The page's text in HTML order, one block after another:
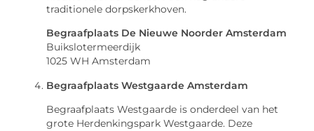
traditionele dorpskerkhoven.
Begraafplaats De Nieuwe Noorder Amsterdam
Buikslotermeerdijk
1025 WH Amsterdam
Begraafplaats Westgaarde Amsterdam
Begraafplaats Westgaarde is onderdeel van het
grote Herdenkingspark Westgaarde. Deze